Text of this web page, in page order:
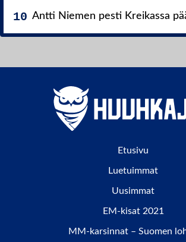
Antti Niemen pesti Kreikassa
Etusivu
Luetuimmat
Uusimmat
EM-kisat 2021
MM-karsinnat – Suomen